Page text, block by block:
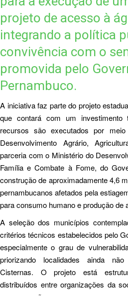
projeto de acesso à
integrando a política
convivência com o
promovida pelo
Pernambuco.
A iniciativa faz parte do projeto
que contará com um
recursos são executados por
Desenvolvimento Agrário,
parceria com o Ministério do
Família e Combate à Fome, do
construção de aproximadamente 4,6
pernambucanos afetados pela
para consumo humano e produção de
A seleção dos municípios
critérios técnicos estabelecidos pelo
especialmente o grau de
priorizando localidades ainda
Cisternas. O projeto está
distribuídos entre organizações da